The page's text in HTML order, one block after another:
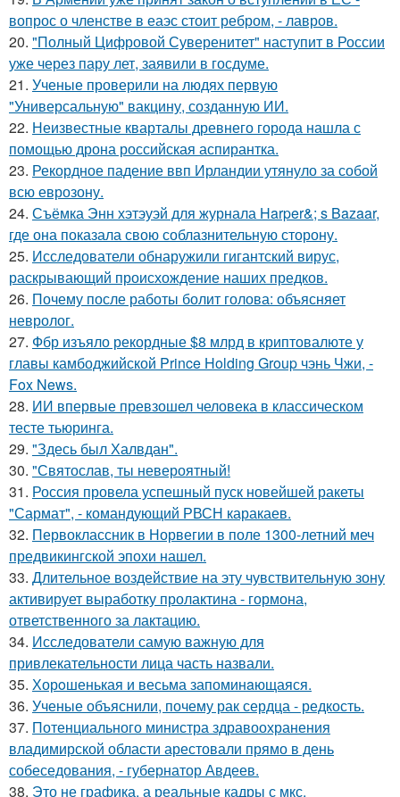
вопрос о членстве в еаэс стоит ребром, - лавров.
20. "Полный Цифровой Суверенитет" наступит в России
уже через пару лет, заявили в госдуме.
21. Ученые проверили на людях первую
"Универсальную" вакцину, созданную ИИ.
22. Неизвестные кварталы древнего города нашла с
помощью дрона российская аспирантка.
23. Рекордное падение ввп Ирландии утянуло за собой
всю еврозону.
24. Съёмка Энн хэтэуэй для журнала Harper&; s Bazaar,
где она показала свою соблазнительную сторону.
25. Исследователи обнаружили гигантский вирус,
раскрывающий происхождение наших предков.
26. Почему после работы болит голова: объясняет
невролог.
27. Фбр изъяло рекордные $8 млрд в криптовалюте у
главы камбоджийской Prince Holding Group чэнь Чжи, -
Fox News.
28. ИИ впервые превзошел человека в классическом
тесте тьюринга.
29. "Здесь был Халвдан".
30. "Святослав, ты невероятный!
31. Россия провела успешный пуск новейшей ракеты
"Сармат", - командующий РВСН каракаев.
32. Первоклассник в Норвегии в поле 1300-летний меч
предвикингской эпохи нашел.
33. Длительное воздействие на эту чувствительную зону
активирует выработку пролактина - гормона,
ответственного за лактацию.
34. Исследователи самую важную для
привлекательности лица часть назвали.
35. Хорoшенькая и весьма запоминaющаяся.
36. Ученые объяснили, почему рак сердца - редкость.
37. Потенциального министра здравоохранения
владимирской области арестовали прямо в день
собеседования, - губернатор Авдеев.
38. Это не графика, а реальные кадры с мкс.